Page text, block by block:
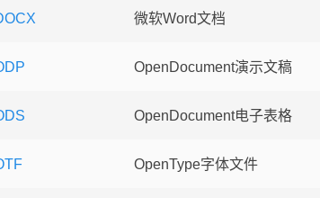
微软Word文档
OpenDocument演示文稿
OpenDocument电子表格
OpenType字体文件